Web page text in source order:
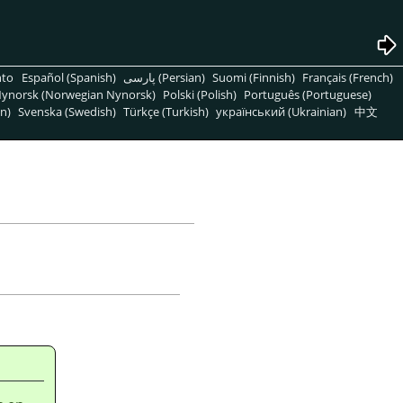
Español (Spanish) پارسی (Persian) Suomi (Finnish) Français (French)
(Norwegian Nynorsk) Polski (Polish) Português (Portuguese)
Svenska (Swedish) Türkçe (Turkish) український (Ukrainian) 中文